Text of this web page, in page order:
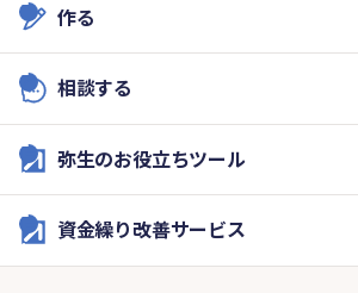
作る
相談する
弥生のお役立ちツール
資金繰り改善サービス